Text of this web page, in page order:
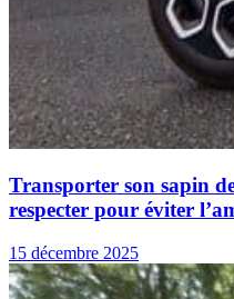
Transporter son sapin
respecter pour éviter
15 décembre 2025